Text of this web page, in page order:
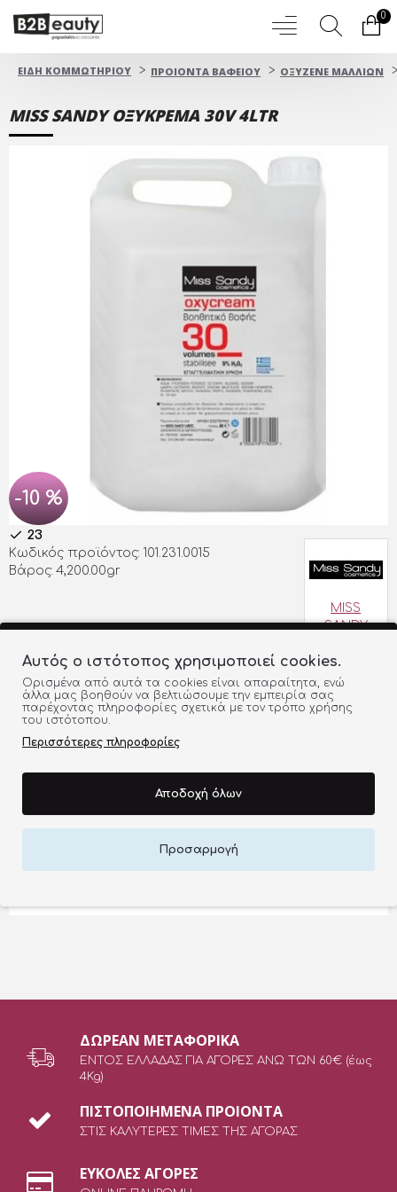
0
ΕΙΔΗ ΚΟΜΜΩΤΗΡΙΟΥ ΠΡΟΙΟΝΤΑ ΒΑΦΕΙΟΥ OΞYZENE ΜΑΛΛΙΩΝ
MISS SANDY ΟΞΥΚΡΕΜΑ 30V 4LTR
-10 %
7,00€ 7,80€
23
Κωδικός προϊόντος: 101.231.0015
Βάρος: 4,200.00gr
MISS
SANDY
ΔΩΡEAN ΜΕΤΑΦΟΡΙΚΑ
ΕΝΤΟΣ ΕΛΛΑΔΑΣ ΓΙΑ ΑΓΟΡΕΣ ΑΝΩ ΤΩΝ 60€ (έως
4Kg)
ΠΙΣΤΟΠΟΙΗΜΕΝΑ ΠΡΟΙΟΝΤΑ
ΣΤΙΣ ΚΑΛΥΤΕΡΕΣ ΤΙΜΕΣ ΤΗΣ ΑΓΟΡΑΣ
ΕΥΚΟΛΕΣ ΑΓΟΡΕΣ
Αυτός ο ιστότοπος χρησιμοποιεί cookies.
Ορισμένα από αυτά τα cookies είναι απαραίτητα, ενώ
άλλα μας βοηθούν να βελτιώσουμε την εμπειρία σας
παρέχοντας πληροφορίες σχετικά με τον τρόπο χρήσης
του ιστότοπου.
Περισσότερες πληροφορίες
Αποδοχή όλων
Προσαρμογή